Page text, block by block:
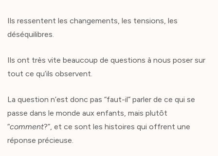
Ils ressentent les changements, les tensions, les
déséquilibres.
Ils ont très vite beaucoup de questions à nous poser sur
tout ce qu’ils observent.
La question n’est donc pas “faut-il” parler de ce qui se
passe dans le monde aux enfants, mais plutôt
“comment?”, et ce sont les histoires qui offrent une
réponse précieuse.